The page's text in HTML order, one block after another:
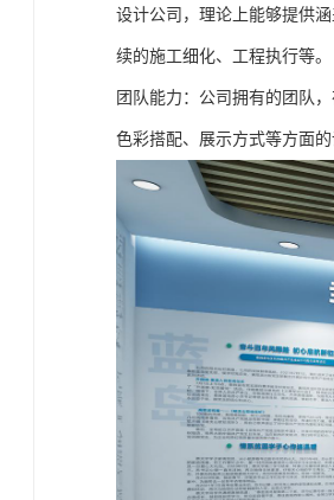
设计公司，理论上能够提供
续的施工细化、工程执行等。
团队能力：公司拥有的团队
色彩搭配、展示方式等方面